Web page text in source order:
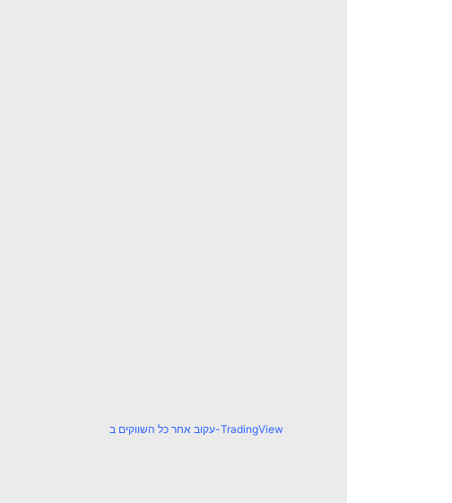
עקוב אחר כל השווקים ב-TradingView